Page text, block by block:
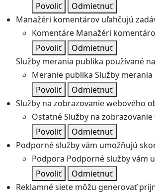
Povoliť
Odmietnuť
Manažéri komentárov uľahčujú
Komentáre Manažéri
Povoliť
Odmietnuť
Služby merania publika používané
Meranie publika Služby
Povoliť
Odmietnuť
Služby na zobrazovanie webového
OstatnéSlužby na
Povoliť
Odmietnuť
Podporné služby vám umožňujú
Podpora Podporné služby vám
Povoliť
Odmietnuť
Reklamné siete môžu generovať